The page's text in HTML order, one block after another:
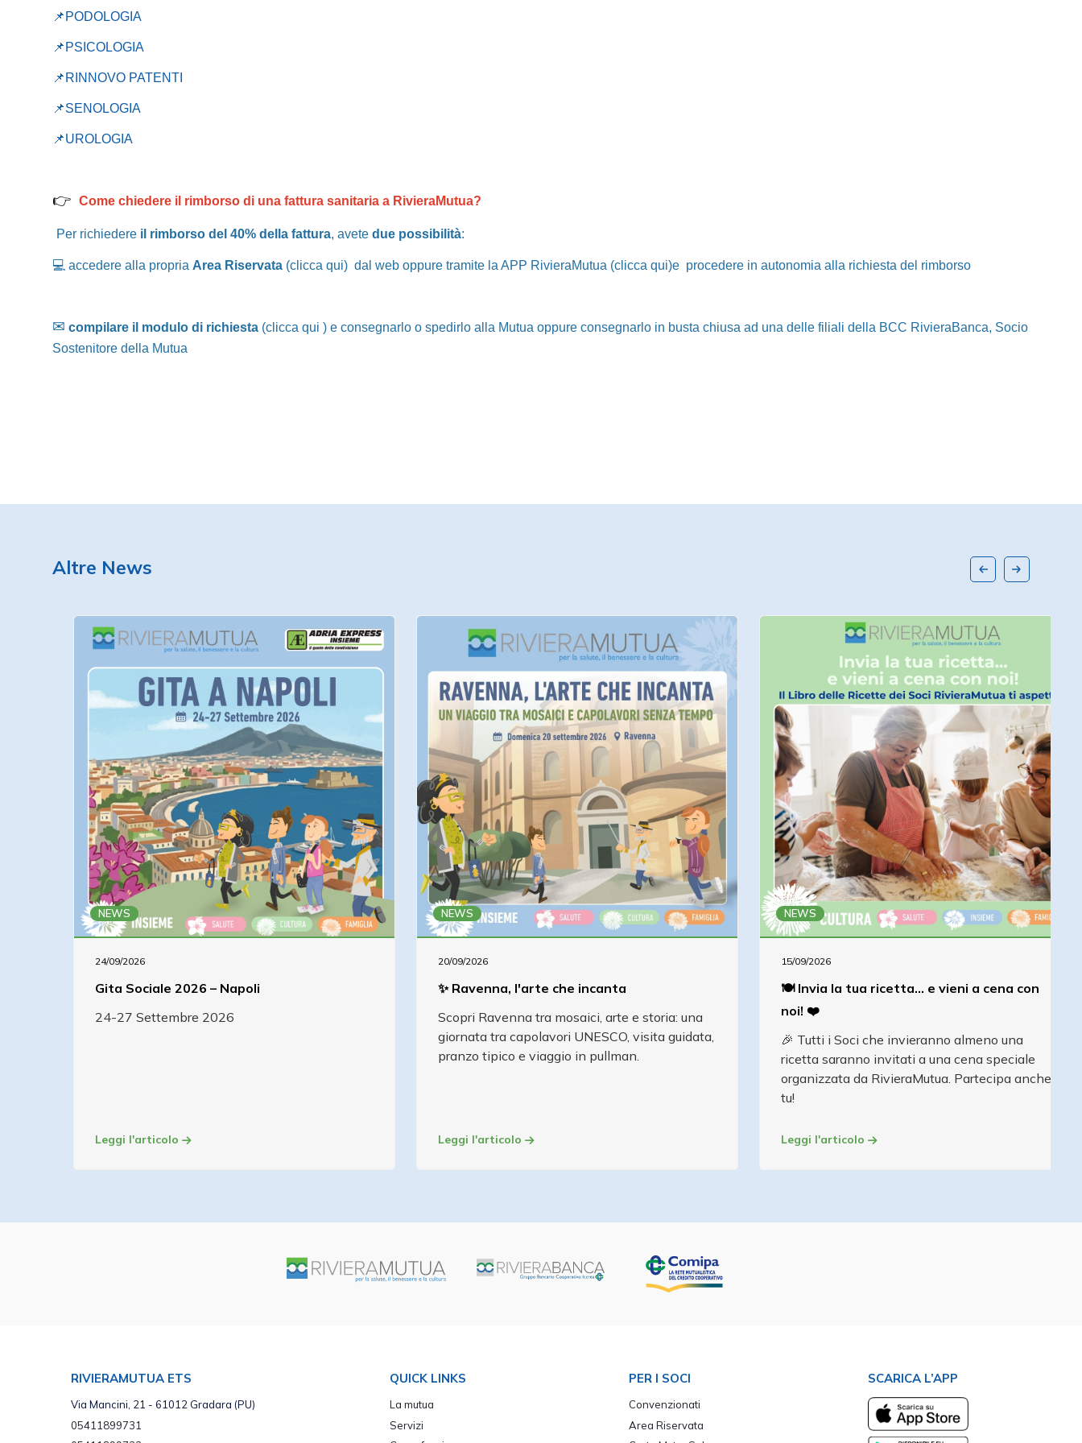
📌PODOLOGIA
📌PSICOLOGIA
📌RINNOVO PATENTI
📌SENOLOGIA
📌UROLOGIA
👉 Come chiedere il rimborso di una fattura sanitaria a RivieraMutua?
Per richiedere il rimborso del 40% della fattura, avete due possibilità:
💻 accedere alla propria Area Riservata (clicca qui) dal web oppure tramite la APP RivieraMutua (clicca qui)e procedere in autonomia alla richiesta del rimborso
✉ compilare il modulo di richiesta (clicca qui ) e consegnarlo o spedirlo alla Mutua oppure consegnarlo in busta chiusa ad una delle filiali della BCC RivieraBanca, Socio
Sostenitore della Mutua
Altre News
NEWS
24/09/2026
Gita Sociale 2026 – Napoli
24-27 Settembre 2026
Leggi l'articolo
NEWS
20/09/2026
✨ Ravenna, l'arte che incanta
Scopri Ravenna tra mosaici, arte e storia: una
giornata tra capolavori UNESCO, visita guidata,
pranzo tipico e viaggio in pullman.
Leggi l'articolo
NEWS
15/09/2026
🍽️ Invia la tua ricetta... e vieni a cena con
noi! ❤️
🎉 Tutti i Soci che invieranno almeno una
ricetta saranno invitati a una cena speciale
organizzata da RivieraMutua. Partecipa anche
tu!
Leggi l'articolo
RIVIERAMUTUA ETS
Via Mancini, 21 - 61012 Gradara (PU)
05411899731
QUICK LINKS
La mutua
Servizi
PER I SOCI
Convenzionati
Area Riservata
SCARICA L’APP